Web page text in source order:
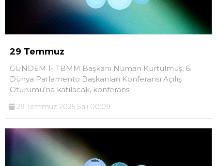
29 Temmuz
GÜNDEM 1- TBMM Başkanı Numan Kurtulmuş, 6.
Dünya Parlamento Başkanları Konferansı Açılış
Oturumu’na katılacak, konferans
29 Temmuz 2025 Salı 00:09